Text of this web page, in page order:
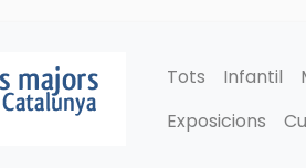
Tots Infantil
Exposicions